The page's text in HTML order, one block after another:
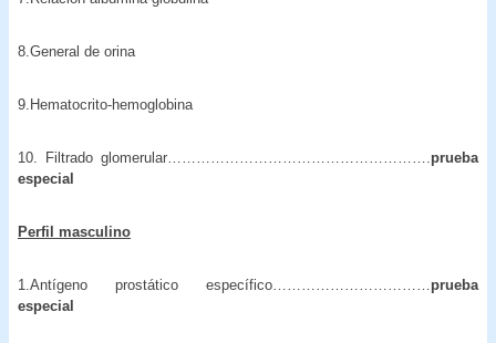
8.General de orina
9.Hematocrito-hemoglobina
10. Filtrado glomerular………………………………………………. prueba
especial
Perfil masculino
1.Antígeno prostático específico…………………………… prueba
especial